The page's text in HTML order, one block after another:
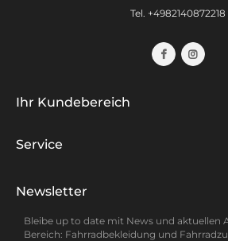
Tel. +4982140872218
Ihr Kundebereich
Service
Newsletter
Bleibe up to date mit News und aktuellen
Bereich: Fahrradbekleidung und